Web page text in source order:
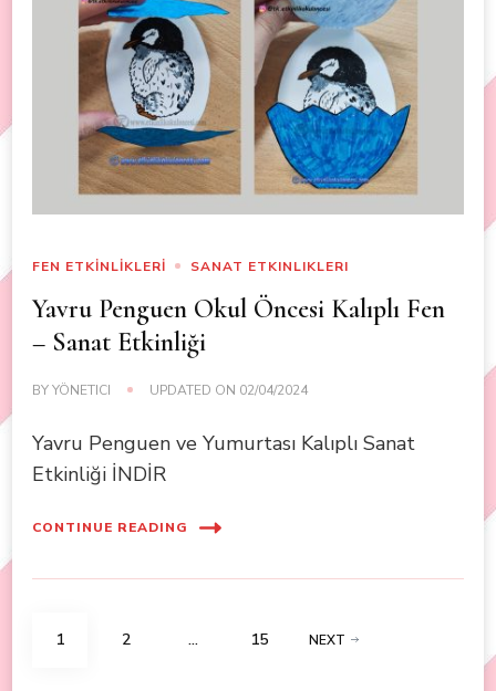
FEN ETKİNLİKLERİ SANAT ETKINLIKLERI
Yavru Penguen Okul Öncesi Kalıplı Fen
– Sanat Etkinliği
BYYÖNETICI UPDATED ON 02/04/2024
Yavru Penguen ve Yumurtası Kalıplı Sanat
Etkinliği İNDİR
CONTINUE READING
Posts
PAGE
1 PAGE
2 … PAGE
15 NEXT